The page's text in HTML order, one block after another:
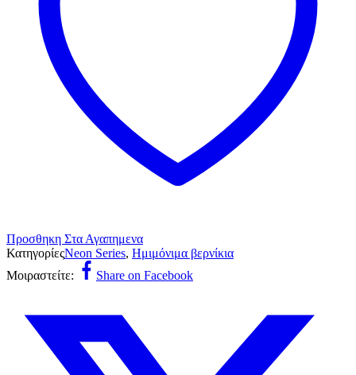
Προσθηκη Στα Αγαπημενα
ΚατηγορίεςNeon Series, Ημιμόνιμα βερνίκια
Μοιραστείτε:
Share on Facebook